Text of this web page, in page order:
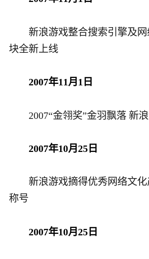
新浪游戏整合搜索引擎及
块全新上线
2007年11月1日
2007“金翎奖”金羽飘落 新
2007年10月25日
新浪游戏摘得优秀网络文
称号
2007年10月25日